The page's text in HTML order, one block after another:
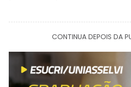
CONTINUA DEPOIS DA